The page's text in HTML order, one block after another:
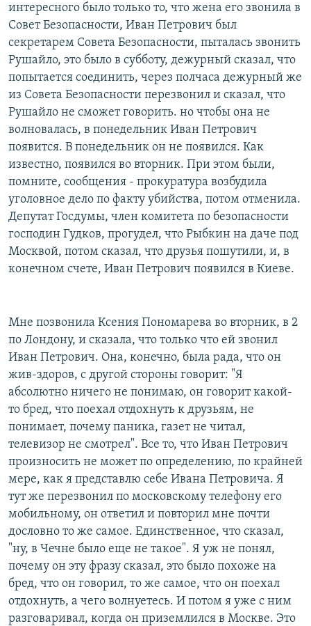
интересного было только то, что жена его звонила в
Совет Безопасности, Иван Петрович был
секретарем Совета Безопасности, пыталась звонить
Рушайло, это было в субботу, дежурный сказал, что
попытается соединить, через полчаса дежурный же
из Совета Безопасности перезвонил и сказал, что
Рушайло не сможет говорить. но чтобы она не
волновалась, в понедельник Иван Петрович
появится. В понедельник он не появился. Как
известно, появился во вторник. При этом были,
помните, сообщения - прокуратура возбудила
уголовное дело по факту убийства, потом отменила.
Депутат Госдумы, член комитета по безопасности
господин Гудков, прогудел, что Рыбкин на даче под
Москвой, потом сказал, что друзья пошутили, и, в
конечном счете, Иван Петрович появился в Киеве.
Мне позвонила Ксения Пономарева во вторник, в 2
по Лондону, и сказала, что только что ей звонил
Иван Петрович. Она, конечно, была рада, что он
жив-здоров, с другой стороны говорит: "Я
абсолютно ничего не понимаю, он говорит какой-
то бред, что поехал отдохнуть к друзьям, не
понимает, почему паника, газет не читал,
телевизор не смотрел". Все то, что Иван Петрович
произносить не может по определению, по крайней
мере, как я представлю себе Ивана Петровича. Я
тут же перезвонил по московскому телефону его
мобильному, он ответил и повторил мне почти
дословно то же самое. Единственное, что сказал,
"ну, в Чечне было еще не такое". Я уж не понял,
почему он эту фразу сказал, это было похоже на
бред, что он говорил, то же самое, что он поехал
отдохнуть, а чего волнуетесь. И потом я уже с ним
разговаривал, когда он приземлился в Москве. Это